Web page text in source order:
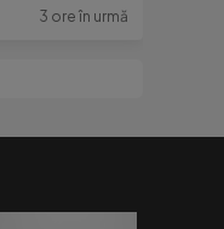
3 ore în urmă